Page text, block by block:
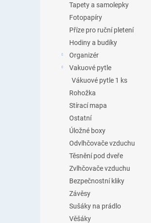
Tapety a samolepky
Fotopapíry
Příze pro ruční pletení
Hodiny a budíky
Organizér
Vakuové pytle
Vákuové pytle 1 ks
Rohožka
Stírací mapa
Ostatní
Úložné boxy
Odvlhčovače vzduchu
Těsnění pod dveře
Zvlhčovače vzduchu
Bezpečnostní kliky
Závěsy
Sušáky na prádlo
Věšáky